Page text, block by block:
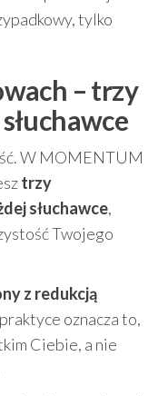
tylko
– trzy
W MOMENTUM
trzy
słuchawce,
Twojego
z redukcją
oznacza to,
Ciebie, a nie